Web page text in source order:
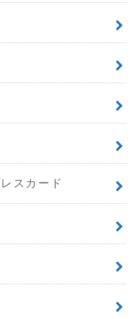
スカード